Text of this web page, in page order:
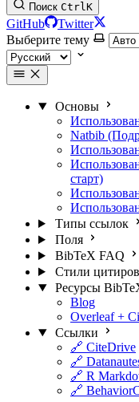
Поиск CtrlK
GitHub
Twitter
Выберите тему
Основы
Natbib
старт)
Типы ссылок
Поля
BibTeX FAQ
Стили
Ресурсы
Blog
Overleaf +
Ссылки
🔗 CiteDrive
🔗
🔗 R
🔗